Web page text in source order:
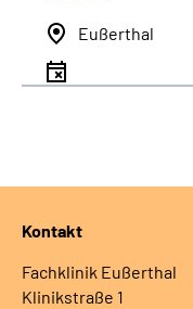
Eußerthal
Kontakt
Fachklinik Eußerthal
Klinikstraße 1